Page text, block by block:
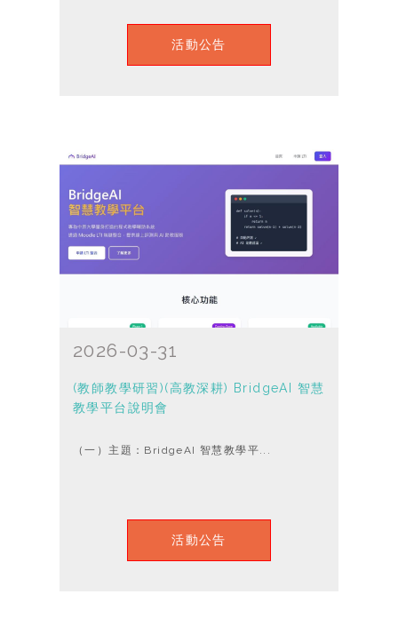
活動公告
2026-03-31
(教師教學研習)(高教深耕) BridgeAI 智慧
教學平台說明會
（一）主題：BridgeAI 智慧教學平...
活動公告